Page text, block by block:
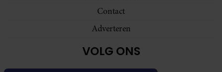
Contact
Adverteren
VOLG ONS